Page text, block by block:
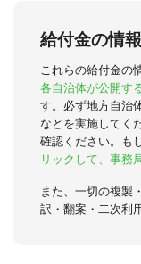
給付金の情
これらの給付金の
各自治体が公開す
す。必ず地方自治
などを実施してく
確認ください。も
リックして、事務
また、一切の複製
訳・翻案・二次利